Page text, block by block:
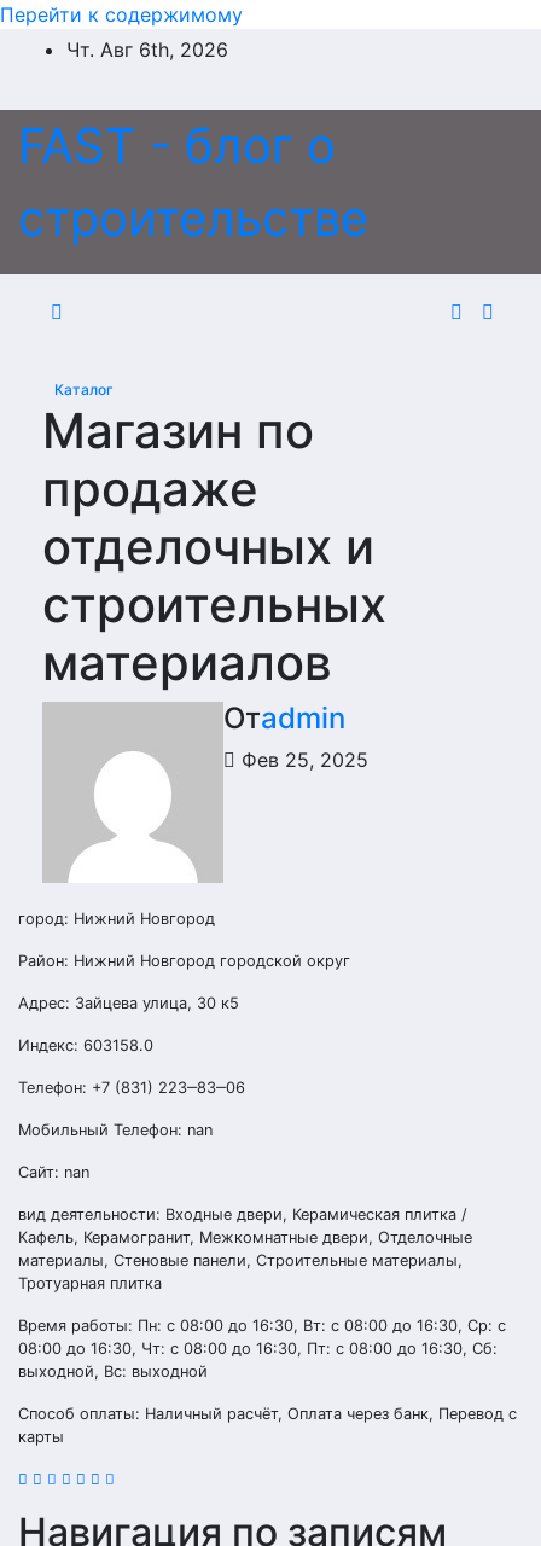
Перейти к содержимому
Чт. Авг 6th, 2026
FAST - блог о
строительстве
Каталог
Магазин по
продаже
отделочных и
строительных
материалов
Отadmin
Фев 25, 2025
город: Нижний Новгород
Район: Нижний Новгород городской округ
Адрес: Зайцева улица, 30 к5
Индекс: 603158.0
Телефон: +7 (831) 223‒83‒06
Мобильный Телефон: nan
Сайт: nan
вид деятельности: Входные двери, Керамическая плитка /
Кафель, Керамогранит, Межкомнатные двери, Отделочные
материалы, Стеновые панели, Строительные материалы,
Тротуарная плитка
Время работы: Пн: с 08:00 до 16:30, Вт: с 08:00 до 16:30, Ср: с
08:00 до 16:30, Чт: с 08:00 до 16:30, Пт: с 08:00 до 16:30, Сб:
выходной, Вс: выходной
Способ оплаты: Наличный расчёт, Оплата через банк, Перевод с
карты
Навигация по записям